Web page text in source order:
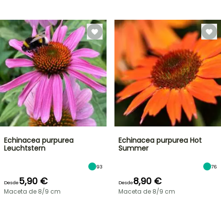
Echinacea purpurea
Leuchtstern
93
Desde5,90 €
Maceta de 8/9 cm
Echinacea purpurea Hot
Summer
76
Desde8,90 €
Maceta de 8/9 cm